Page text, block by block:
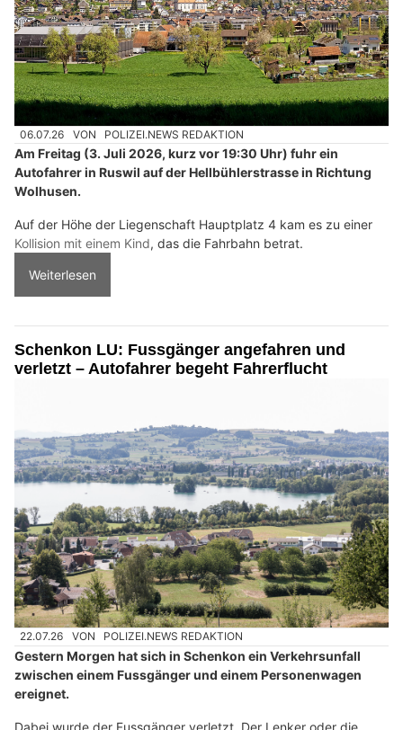
06.07.26 VON POLIZEI.NEWS REDAKTION
Am Freitag (3. Juli 2026, kurz vor 19:30 Uhr) fuhr ein
Autofahrer in Ruswil auf der Hellbühlerstrasse in Richtung
Wolhusen.
Auf der Höhe der Liegenschaft Hauptplatz 4 kam es zu einer
Kollision mit einem Kind, das die Fahrbahn betrat.
Weiterlesen
Schenkon LU: Fussgänger angefahren und
verletzt – Autofahrer begeht Fahrerflucht
22.07.26 VON POLIZEI.NEWS REDAKTION
Gestern Morgen hat sich in Schenkon ein Verkehrsunfall
zwischen einem Fussgänger und einem Personenwagen
ereignet.
Dabei wurde der Fussgänger verletzt. Der Lenker oder die